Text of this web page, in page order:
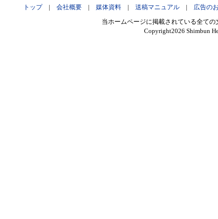
トップ| 会社概要| 媒体資料| 送稿マニュアル| 広告の
当ホームページに掲載されている全て
Copyright2026 Shimbun